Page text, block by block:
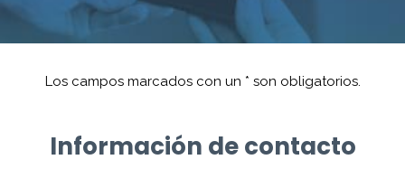
Los campos marcados con un * son obligatorios.
Información de contacto